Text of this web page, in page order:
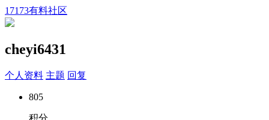
17173有料社区
cheyi6431
个人资料 主题 回复
805
积分